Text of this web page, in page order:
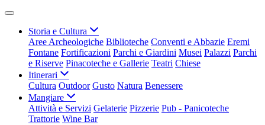
Storia e Cultura
Aree Archeologiche Biblioteche Conventi e Abbazie Eremi
Fontane Fortificazioni Parchi e Giardini Musei Palazzi Parchi
e Riserve Pinacoteche e Gallerie Teatri Chiese
Itinerari
Cultura Outdoor Gusto Natura Benessere
Mangiare
Attività e Servizi Gelaterie Pizzerie Pub - Panicoteche
Trattorie Wine Bar